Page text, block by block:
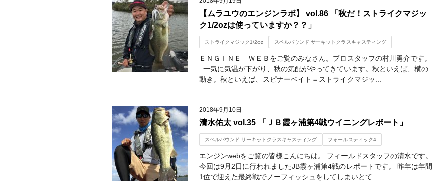
【ムラユウのエンジンラボ】 vol.86 「秋だ！ストライクマジッ
ク1/2ozは使っていますか？？」
ストライクマジック1/2oz スペルバウンド サーキットクラスキャスティング
ＥＮＧＩＮＥ ＷＥＢをご覧のみなさん。プロスタッフの村川勇介です。
一気に気温が下がり、秋の気配がやってきています。秋といえば、横の
動き。秋といえば、スピナーベイト＝ストライクマジッ...
2018年9月10日
清水佑太 vol.35 「ＪＢ霞ヶ浦第4戦ウイニングレポート」
スペルバウンド サーキットクラスキャスティング フォールスティック4
エンジンwebをご覧の皆様こんにちは。 フィールドスタッフの清水です。
今回は9月2日に行われましたJB霞ヶ浦第4戦のレポートです。 昨年は年間
1位で迎えた最終戦でノーフィッシュをしてしまいとて...